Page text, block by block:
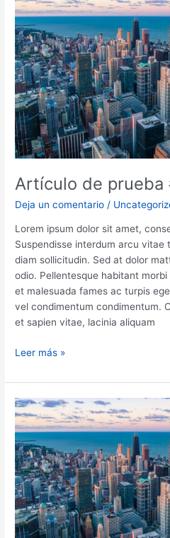
Artículo de prueba
Deja un comentario /
Lorem ipsum dolor sit amet,
Suspendisse interdum arcu
diam sollicitudin. Sed at dolor
odio. Pellentesque habitant
et malesuada fames ac turpis
vel condimentum condimentum.
et sapien vitae, lacinia aliquam
Artículo
prueba
#4
Leer más »